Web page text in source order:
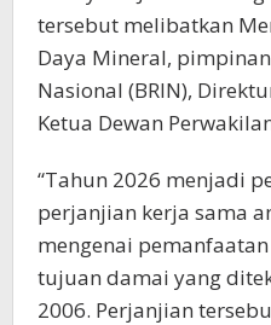
tersebut melibatkan
Daya Mineral,
Nasional (BRIN),
Ketua Dewan
“Tahun 2026 menjadi
perjanjian kerja sama
mengenai
tujuan damai yang
2006. Perjanjian